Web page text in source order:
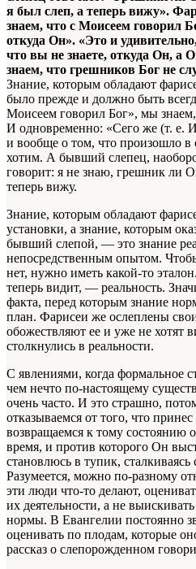
я был слеп, а теперь вижу».
знаем, что с Моисеем говорил
откуда Он». «Это и
что вы не знаете, откуда Он, а
знаем, что грешников Бог не
Знание, которым обладают
было прежде и должно быть
Моисеем говорил Бог», мы
И одновременно: «Сего же (т. е.
и вообще о том, что произошло в
хотим. А бывший слепец,
говорит: я не знаю, грешник ли
теперь вижу.
Знание, которым обладают
установки, а знание, которым
бывший слепой, — это знание
непосредственным опытом.
нет, нужно иметь какой-то
теперь видит, — реальность.
факта, перед которым знание
план. Фарисеи же ослеплены
обожествляют ее и уже не хотят
столкнулись в реальности.
С явлениями, когда формальное
чем нечто по-настоящему
очень часто. И это страшно,
отказываемся от того, что
возвращаемся к тому состоянию
время, и против которого Он
становлюсь в тупик, сталкиваясь
Разумеется, можно по-разному
эти люди что-то делают,
их деятельности, а не
нормы. В Евангелии постоянно
оценивать по плодам, которые
рассказ о слепорожденном